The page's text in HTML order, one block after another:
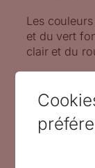
Les
et du vert
clair et du